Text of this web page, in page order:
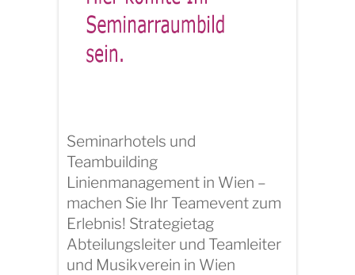
Seminarhotels und
Teambuilding
Linienmanagement in Wien –
machen Sie Ihr Teamevent zum
Erlebnis! Strategietag
Abteilungsleiter und Teamleiter
und Musikverein in Wien